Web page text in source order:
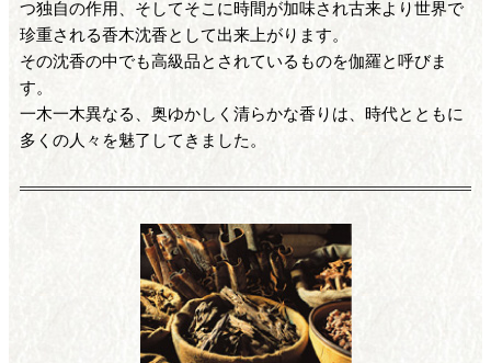
つ独自の作用、そしてそこに時間が加味され古来より世界で
珍重される香木沈香として出来上がります。
その沈香の中でも高級品とされているものを伽羅と呼びま
す。
一木一木異なる、奥ゆかしく清らかな香りは、時代とともに
多くの人々を魅了してきました。